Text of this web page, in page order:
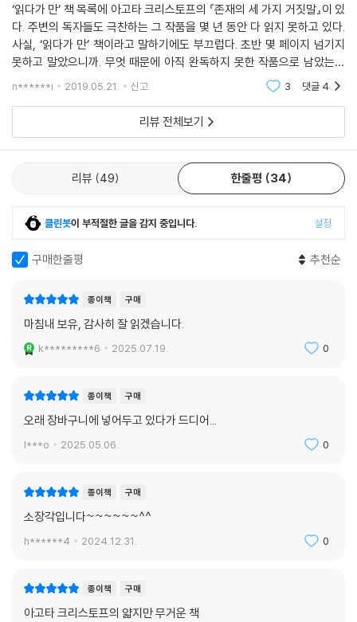
학을 진지하게 공부하는 사람들 곁을 오래 맴돈 사람이자 한 언어를 다른
언어로 옮기는 사람으로서, 그녀는 어느 때는 ‘이방인’이 되고, 또 어느 때
는 한 명의 ‘문맹’이 되어 두려움과 해방감 사이에서, 짐작하고 고쳐 쓰고
다시 읽으며, 프랑스어를 모국어로 갖지 않은 누군가에게 이 책이 닿을 수
있도록 돕는다.
『문맹』에서 인상적이었던 대목이 무엇이었냐고 누군가 내게 묻는다면 나
는 아고타 크리스토프가 월경 안내인의 인도를 받으며 숲을 헤매는 부분을
아기의 기저귀와 갈아입힐 옷가지가, 다른 하나에는 사전이 들어 있었다고
물건들을 넣었다가 빼기를 반복하며 짐을 쌌을 아고타 크리스토프의 가방
헝가리어로 이루어진 이중 언어 사전이었을 텐데 - 은 그녀에게 모국어와
외국어를 연결시켜주는 통로이며, 낯선 나라에서 그녀의 언어(정체성)를
지킬 수 있게 해주는 최소한 무엇을 상징했던 게 아닐까. _백수린
‘읽다가 만’ 책 목록에 아고타 크리스토프의 『존재의 세 가지 거짓말』이 있
다. 주변의 독자들도 극찬하는 그 작품을 몇 년 동안 다 읽지 못하고 있다.
사실, ‘읽다가 만’ 책이라고 말하기에도 부끄럽다. 초반 몇 페이지 넘기지
못하고 말았으니까. 무엇 때문에 아직 완독하지 못한 작품으로 남았는지
모르겠지만, 언젠가 반드시 끝까지 읽어야지 다짐하는 목록에 넣어둔 지
n******i 2019.05.21. 신고 3 댓글 4
리뷰 전체보기
리뷰 49 한줄평 34
클린봇이 부적절한 글을 감지 중입니다. 설정
구매한줄평 추천순
종이책 구매
마침내 보유, 감사히 잘 읽겠습니다.
k*********6 2025.07.19. 0
종이책 구매
오래 장바구니에 넣어두고 있다가 드디어...
l***o 2025.05.06. 0
종이책 구매
소장각입니다~~~~~~^^
h******4 2024.12.31. 0
종이책 구매
아고타 크리스토프의 얇지만 무거운 책